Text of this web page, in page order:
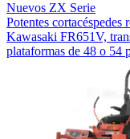
Nuevos ZX Serie
Potentes
Kawasaki FR651V,
plataformas de 48 o 54